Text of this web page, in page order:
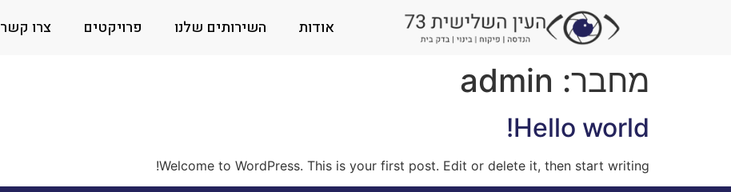
אודות השירותים שלנו פרויקטים צרו קשר
מחבר: admin
Hello world!
Welcome to WordPress. This is your first post. Edit or delete it, then start writing!